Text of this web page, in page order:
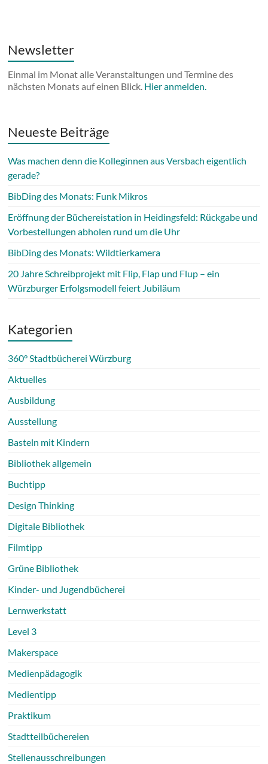
Newsletter
Einmal im Monat alle Veranstaltungen und Termine des
nächsten Monats auf einen Blick. Hier anmelden.
Neueste Beiträge
Was machen denn die Kolleginnen aus Versbach eigentlich
gerade?
BibDing des Monats: Funk Mikros
Eröffnung der Büchereistation in Heidingsfeld: Rückgabe und
Vorbestellungen abholen rund um die Uhr
BibDing des Monats: Wildtierkamera
20 Jahre Schreibprojekt mit Flip, Flap und Flup – ein
Würzburger Erfolgsmodell feiert Jubiläum
Kategorien
360° Stadtbücherei Würzburg
Aktuelles
Ausbildung
Ausstellung
Basteln mit Kindern
Bibliothek allgemein
Buchtipp
Design Thinking
Digitale Bibliothek
Filmtipp
Grüne Bibliothek
Kinder- und Jugendbücherei
Lernwerkstatt
Level 3
Makerspace
Medienpädagogik
Medientipp
Praktikum
Stadtteilbüchereien
Stellenausschreibungen